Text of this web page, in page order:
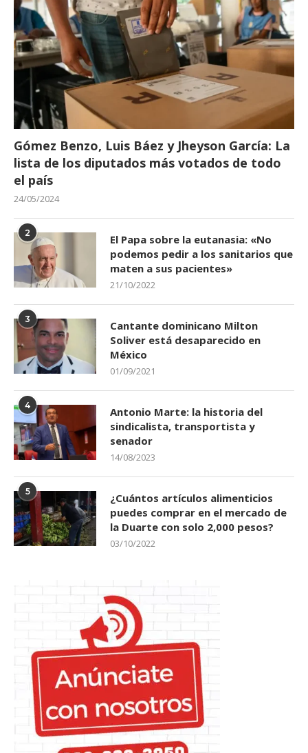
Gómez Benzo, Luis Báez y Jheyson García: La
lista de los diputados más votados de todo
el país
24/05/2024
2
El Papa sobre la eutanasia: «No
podemos pedir a los sanitarios que
maten a sus pacientes»
21/10/2022
3
Cantante dominicano Milton
Soliver está desaparecido en
México
01/09/2021
4
Antonio Marte: la historia del
sindicalista, transportista y
senador
14/08/2023
5
¿Cuántos artículos alimenticios
puedes comprar en el mercado de
la Duarte con solo 2,000 pesos?
03/10/2022